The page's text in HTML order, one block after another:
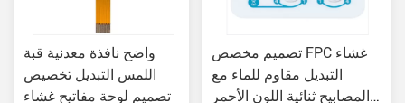
واضح نافذة معدنية قبة
اللمس التبديل تخصيص
تصميم لوحة مفاتيح غشاء
تصميم مخصص FPC غشاء
التبديل مقاوم للماء مع
المصابيح ثنائية اللون الأحمر